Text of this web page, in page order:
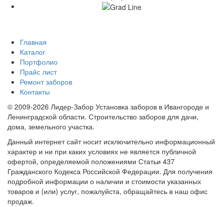
Главная
Каталог
Портфолио
Прайс лист
Ремонт заборов
Контакты
© 2009-2026 Лидер-Забор Установка заборов в Ивангороде и
Ленинградской области. Строительство заборов для дачи,
дома, земельного участка.
Данный интернет сайт носит исключительно информационный
характер и ни при каких условиях не является публичной
офертой, определяемой положениями Статьи 437
Гражданского Кодекса Российской Федерации. Для получения
подробной информации о наличии и стоимости указанных
товаров и (или) услуг, пожалуйста, обращайтесь в наш офис
продаж.